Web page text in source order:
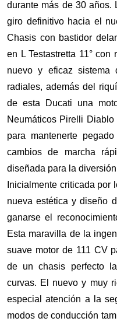
durante más de 30 años.
giro definitivo hacia el
Chasis con bastidor
en L Testastretta 11°
nuevo y eficaz sistema
radiales, además del
de esta Ducati una
Neumáticos Pirelli
para mantenerte
cambios de marcha
diseñada para la
Inicialmente criticada por
nueva estética y diseño
ganarse el
Esta maravilla de la
suave motor de 111 CV
de un chasis perfecto
curvas. El nuevo y muy
especial atención a la
modos de conducción